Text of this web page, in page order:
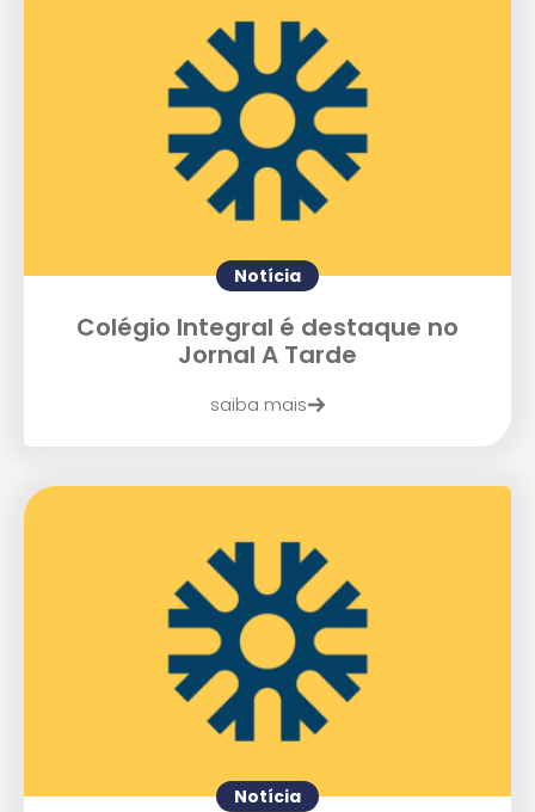
Notícia
Colégio Integral é destaque no
Jornal A Tarde
saiba mais
Notícia
Agende uma visita
Enviei um E-mail